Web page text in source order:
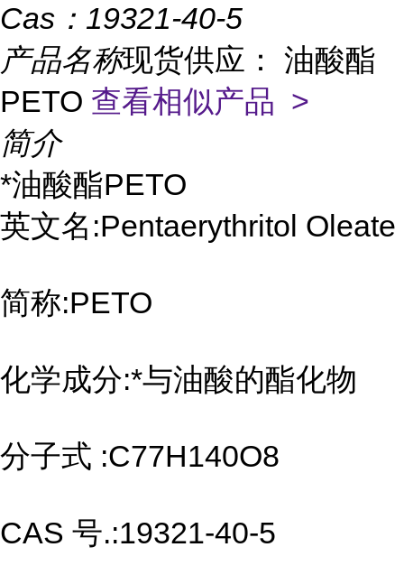
Cas： 19321-40-5
产品名称现货供应： 油酸酯
PETO 查看相似产品 >
简介
*油酸酯PETO
英文名:Pentaerythritol Oleate
简称:PETO
化学成分:*与油酸的酯化物
分子式 :C77H140O8
CAS 号.:19321-40-5